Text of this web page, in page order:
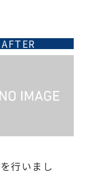
AFTER
行いまし